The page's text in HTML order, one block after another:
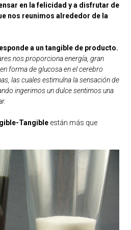
en la felicidad y a disfrutar de
nos reunimos alrededor de la
a un tangible de producto.
nos proporciona energía, gran
forma de glucosa en el cerebro
las cuales estimulna la sensación de
ingerimos un dulce sentimos una
Tangibleestán más que